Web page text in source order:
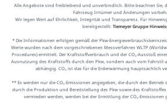
Alle Angebote sind freibleibend und unverbindlich. Bitte beachten Sie,
Fahrzeug Irrtümer und Änderungen
Wir legen Wert auf Ehrlichkeit, Integrität und Transparenz. Für
bereitgestellt: Tiemeyer Gruppe
* Die Informationen erfolgen gemäß der Pkw-
Werte wurden nach dem vorgeschriebenen Messverfahren WLTP
Procedures) ermittelt. Der Kraftstoffverbrauch und der CO₂-Ausstoß
Ausnutzung des Kraftstoffs durch den Pkw, sondern auch vom Fahrstil
abhängig. CO₂ ist das für die Erderwärmung hauptsächlich
** Es werden nur die CO₂-Emissionen angegeben, die durch den Betrieb
durch die Produktion und Bereitstellung des Pkw sowie des
vermieden werden, werden bei der Ermittlung der CO₂-